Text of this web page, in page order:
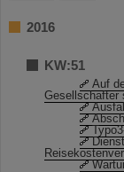
2016
KW:51
Auf
Gesellschafter